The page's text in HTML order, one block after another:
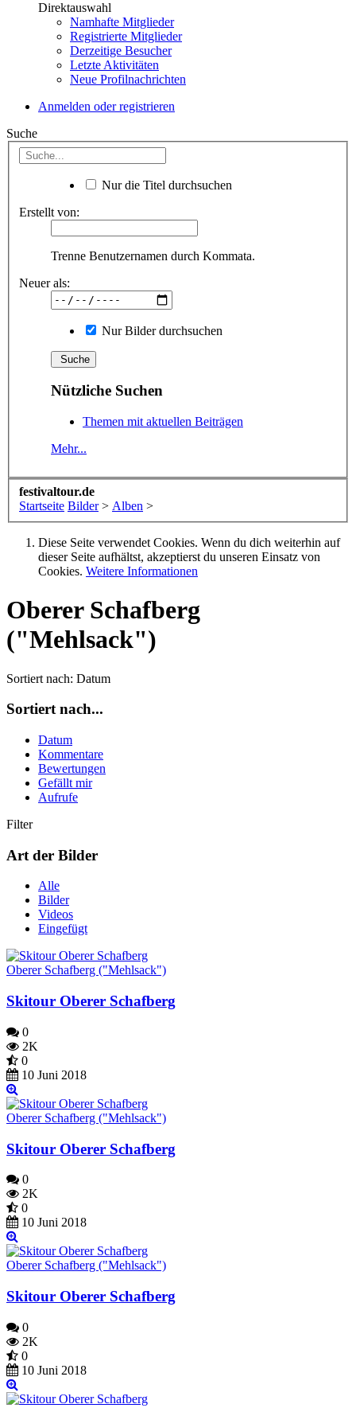
Direktauswahl
Namhafte Mitglieder
Registrierte Mitglieder
Derzeitige Besucher
Letzte Aktivitäten
Neue Profilnachrichten
Anmelden oder registrieren
Suche
Nur die Titel durchsuchen
Erstellt von:
Trenne Benutzernamen durch Kommata.
Neuer als:
Nur Bilder durchsuchen
Nützliche Suchen
Themen mit aktuellen Beiträgen
Mehr...
festivaltour.de
Startseite Bilder > Alben >
Diese Seite verwendet Cookies. Wenn du dich weiterhin auf
dieser Seite aufhältst, akzeptierst du unseren Einsatz von
Cookies. Weitere Informationen
Oberer Schafberg
("Mehlsack")
Sortiert nach: Datum
Sortiert nach...
Datum
Kommentare
Bewertungen
Gefällt mir
Aufrufe
Filter
Art der Bilder
Alle
Bilder
Videos
Eingefügt
Oberer Schafberg ("Mehlsack")
Skitour Oberer Schafberg
0
2K
0
10 Juni 2018
Oberer Schafberg ("Mehlsack")
Skitour Oberer Schafberg
0
2K
0
10 Juni 2018
Oberer Schafberg ("Mehlsack")
Skitour Oberer Schafberg
0
2K
0
10 Juni 2018